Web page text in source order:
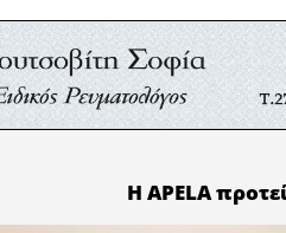
και δεν